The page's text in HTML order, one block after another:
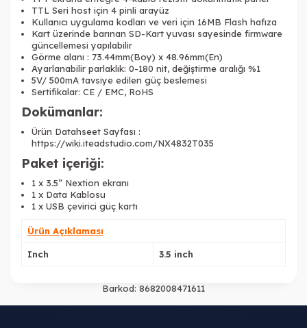
TTL Seri host için 4 pinli arayüz
Kullanıcı uygulama kodları ve veri için 16MB Flash hafıza
Kart üzerinde barınan SD-Kart yuvası sayesinde firmware
güncellemesi yapılabilir
Görme alanı : 73.44mm(Boy) x 48.96mm(En)
Ayarlanabilir parlaklık: 0-180 nit, değiştirme aralığı %1
5V/ 500mA tavsiye edilen güç beslemesi
Sertifikalar: CE / EMC, RoHS
Dokümanlar:
Ürün Datahseet Sayfası :
https://wiki.iteadstudio.com/NX4832T035
Paket içeriği:
1 x 3.5” Nextion ekranı
1 x Data Kablosu
1 x USB çevirici güç kartı
Ürün Açıklaması
Inch 3.5 inch
Barkod: 8682008471611